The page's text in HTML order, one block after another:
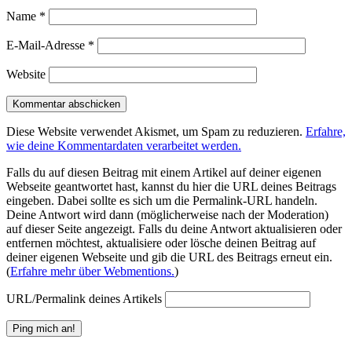
Name *
E-Mail-Adresse *
Website
Diese Website verwendet Akismet, um Spam zu reduzieren. Erfahre,
wie deine Kommentardaten verarbeitet werden.
Falls du auf diesen Beitrag mit einem Artikel auf deiner eigenen
Webseite geantwortet hast, kannst du hier die URL deines Beitrags
eingeben. Dabei sollte es sich um die Permalink-URL handeln.
Deine Antwort wird dann (möglicherweise nach der Moderation)
auf dieser Seite angezeigt. Falls du deine Antwort aktualisieren oder
entfernen möchtest, aktualisiere oder lösche deinen Beitrag auf
deiner eigenen Webseite und gib die URL des Beitrags erneut ein.
(Erfahre mehr über Webmentions.)
URL/Permalink deines Artikels